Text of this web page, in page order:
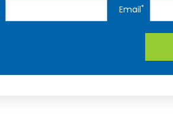
Email*